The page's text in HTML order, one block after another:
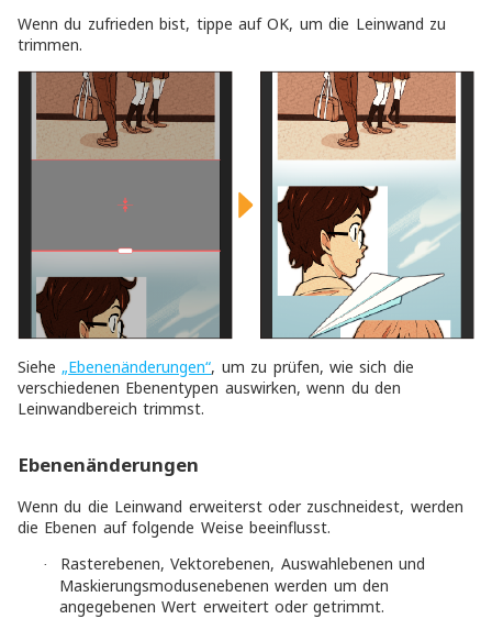
Wenn du zufrieden bist, tippe auf OK, um die Leinwand zu
trimmen.
Siehe„Ebenenänderungen“, um zu prüfen, wie sich die
verschiedenen Ebenentypen auswirken, wenn du den
Leinwandbereich trimmst.
Ebenenänderungen
Wenn du die Leinwand erweiterst oder zuschneidest, werden
die Ebenen auf folgende Weise beeinflusst.
·
Rasterebenen, Vektorebenen, Auswahlebenen und
Maskierungsmodusenebenen werden um den
angegebenen Wert erweitert oder getrimmt.